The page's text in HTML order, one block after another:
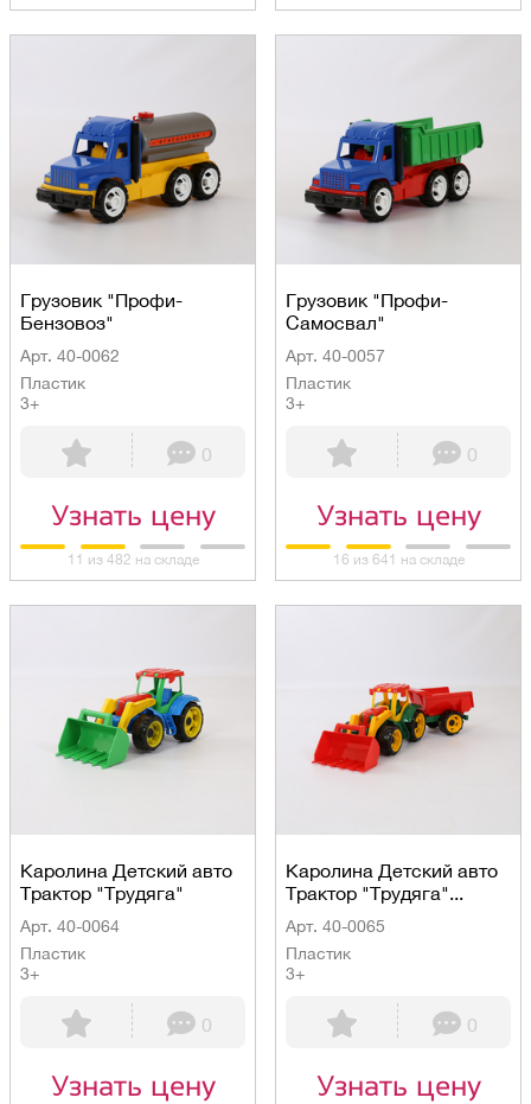
Грузовик "Профи-
Бензовоз"
Арт. 40-0062
Пластик
3+
0
Узнать цену
11 из 482 на складе
Грузовик "Профи-
Самосвал"
Арт. 40-0057
Пластик
3+
0
Узнать цену
16 из 641 на складе
Каролина Детский авто
Трактор "Трудяга"
Арт. 40-0064
Пластик
3+
0
Узнать цену
Каролина Детский авто
Трактор "Трудяга"...
Арт. 40-0065
Пластик
3+
0
Узнать цену